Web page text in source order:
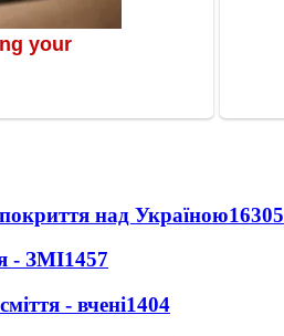
над Україною16305
- ЗМІ1457
- вчені1404